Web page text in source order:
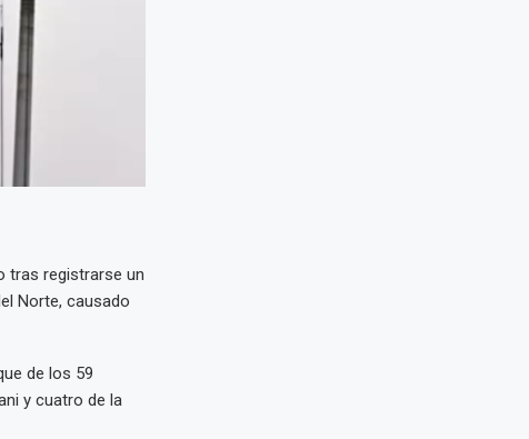
tras registrarse un
Norte, causado
de los 59
y cuatro de la